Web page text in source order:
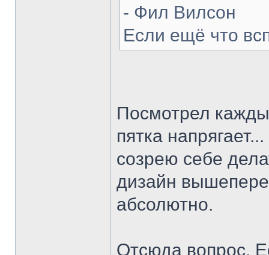
- Фил Вилсон
Если ещё что
Посмотрел
пятка
созрею себе
дизайн
абсолютно.
Отсюда вопрос.